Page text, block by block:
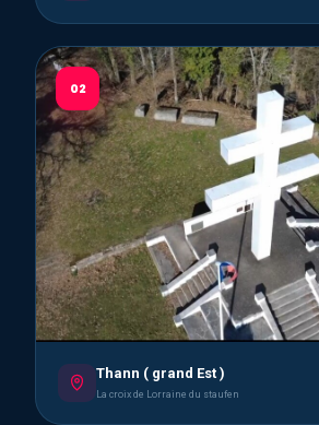
02
Thann ( grand Est )
La croix de Lorraine du staufen